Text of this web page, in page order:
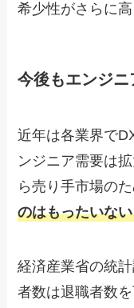
希少性がさらに高
今後もエンジ
近年は各業界で
ンジニア需要は
ら売り手市場の
のはもったいな
経済産業省の統
者数は退職者数